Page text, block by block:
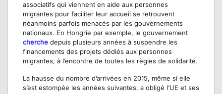
associatifs qui viennent en aide aux personnes
migrantes pour faciliter leur accueil se retrouvent
néanmoins parfois menacés par les gouvernements
nationaux. En Hongrie par exemple, le gouvernement
cherche depuis plusieurs années à suspendre les
financements des projets dédiés aux personnes
migrantes, à l’encontre de toutes les règles de solidarité.
La hausse du nombre d’arrivées en 2015, même si elle
s’est estompée les années suivantes, a obligé l’UE et ses